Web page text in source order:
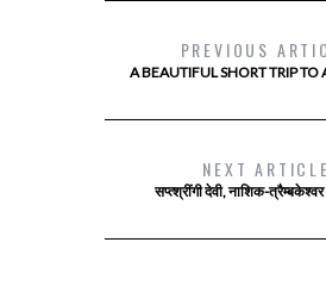
PREVIOUS
A BEAUTIFUL SHORT TRIP
NEXT ARTICLE
सप्त्श्रींगी देवी, नाशिक-त्रैम्बकेश्वर